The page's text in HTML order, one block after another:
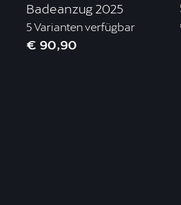
Badeanzug 2025
5 Varianten verfügbar
€ 90,90